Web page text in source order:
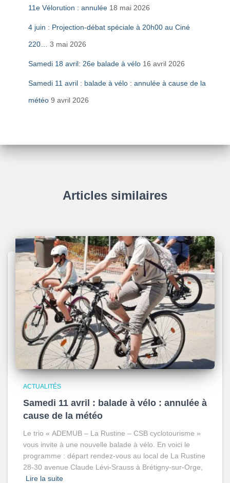
11e Vélorution : annulée 18 mai 2026
4 juin : Projection-débat spéciale à 20h00 au Ciné
220… 3 mai 2026
Samedi 18 avril: 26e balade à vélo 16 avril 2026
Samedi 11 avril : balade à vélo : annulée à cause de la
météo 9 avril 2026
Articles similaires
ACTUALITÉS
Samedi 11 avril : balade à vélo : annulée à
cause de la météo
Le trio « ADEMUB – La Rustine – CSB cyclotourisme »
vous invite à une nouvelle balade à vélo. En voici le
programme : départ rendez-vous au local de La Rustine
28-30 avenue Claude Lévi-Srauss à Brétigny-sur-Orge,
Lire la suite